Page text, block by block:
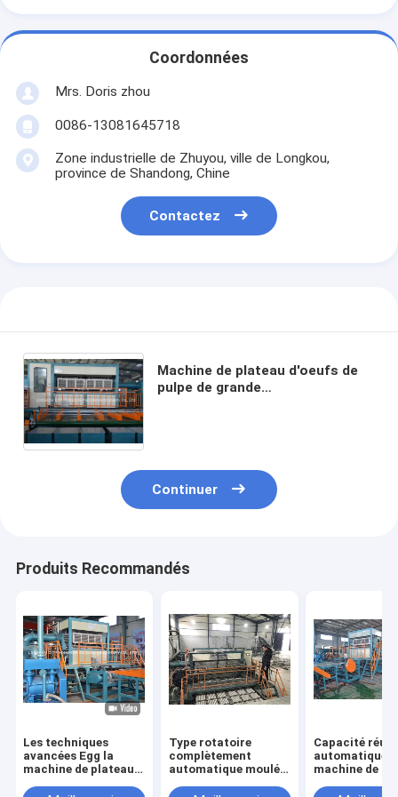
Coordonnées
Mrs. Doris zhou
0086-13081645718
Zone industrielle de Zhuyou, ville de Longkou,
province de Shandong, Chine
Contactez
Machine de plateau d'oeufs de
pulpe de grande
Continuer
Produits Recommandés
Les techniques
avancées Egg la
machine de plateau,
Type rotatoire
complètement
automatique moulé
Capacité
automatique
machine de